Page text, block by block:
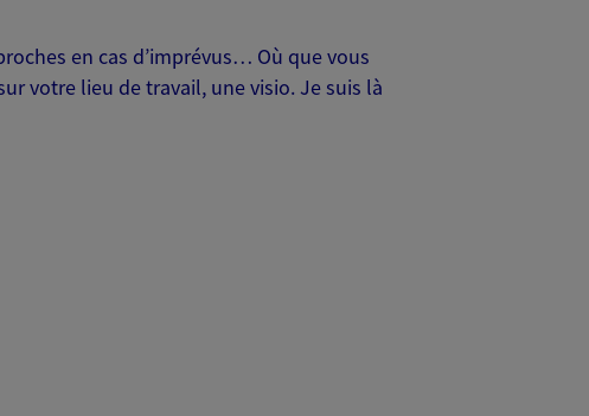
en cas d’imprévus… Où que vous
votre lieu de travail, une visio. Je suis là